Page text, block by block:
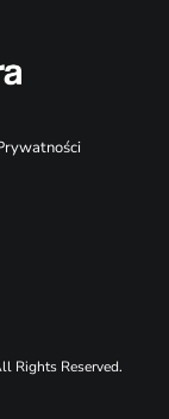
Rights Reserved.